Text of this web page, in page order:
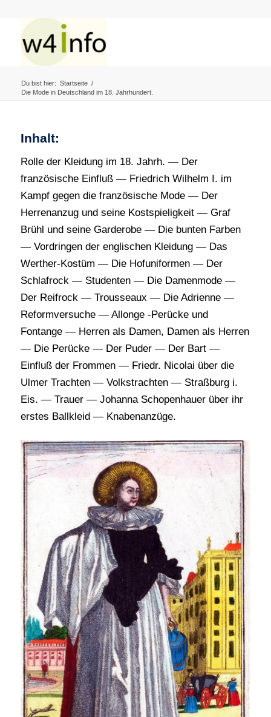
Du bist hier: Startseite /
Die Mode in Deutschland im 18. Jahrhundert.
Inhalt:
Rolle der Kleidung im 18. Jahrh. — Der
französische Einfluß — Friedrich Wilhelm I. im
Kampf gegen die französische Mode — Der
Herrenanzug und seine Kostspieligkeit — Graf
Brühl und seine Garderobe — Die bunten Farben
— Vordringen der englischen Kleidung — Das
Werther-Kostüm — Die Hofuniformen — Der
Schlafrock — Studenten — Die Damenmode —
Der Reifrock — Trousseaux — Die Adrienne —
Reformversuche — Allonge -Perücke und
Fontange — Herren als Damen, Damen als Herren
— Die Perücke — Der Puder — Der Bart —
Einfluß der Frommen — Friedr. Nicolai über die
Ulmer Trachten — Volkstrachten — Straßburg i.
Eis. — Trauer — Johanna Schopenhauer über ihr
erstes Ballkleid — Knabenanzüge.